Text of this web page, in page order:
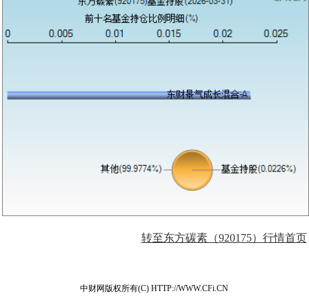
转至东方碳素（920175）行情首页
中财网版权所有(C) HTTP://WWW.CFi.CN